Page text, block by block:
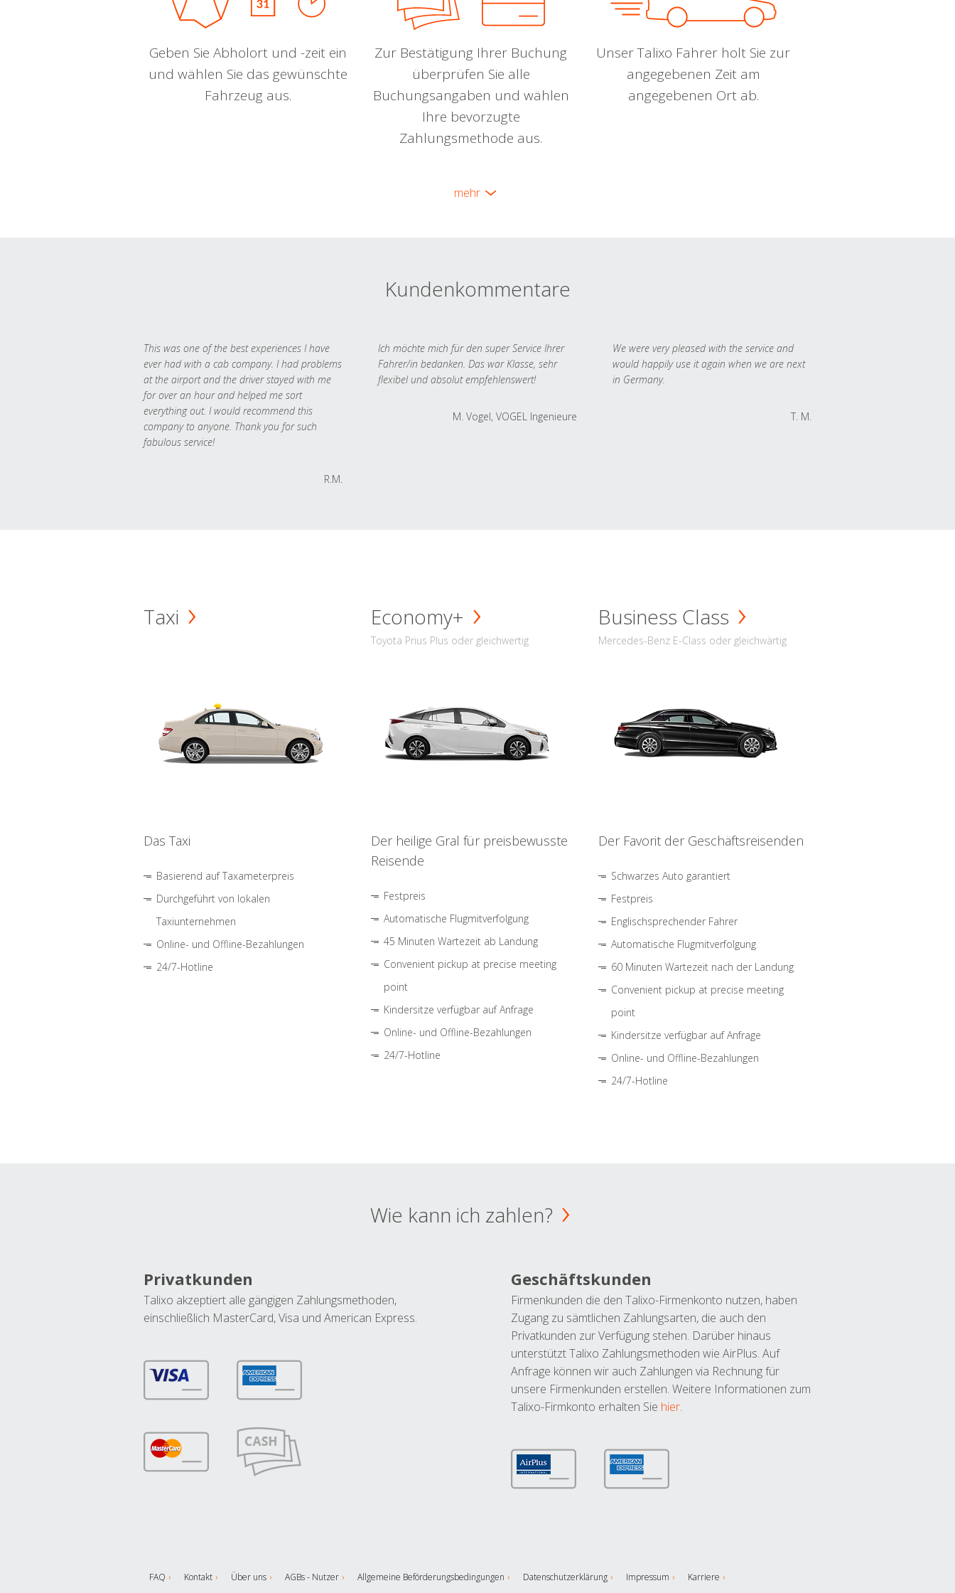
Geben Sie Abholort und -zeit ein
und wählen Sie das gewünschte
Fahrzeug aus.
Zur Bestätigung Ihrer Buchung
überprüfen Sie alle
Buchungsangaben und wählen
Ihre bevorzugte
Zahlungsmethode aus.
Unser Talixo Fahrer holt Sie zur
angegebenen Zeit am
angegebenen Ort ab.
mehr
Kundenkommentare
This was one of the best experiences I have
ever had with a cab company. I had problems
at the airport and the driver stayed with me
for over an hour and helped me sort
everything out. I would recommend this
company to anyone. Thank you for such
fabulous service!
R.M.
Ich möchte mich für den super Service Ihrer
Fahrer/in bedanken. Das war Klasse, sehr
flexibel und absolut empfehlenswert!
M. Vogel, VOGEL Ingenieure
We were very pleased with the service and
would happily use it again when we are next
in Germany.
T. M.
Taxi
Das Taxi
Basierend auf Taxameterpreis
Durchgeführt von lokalen
Taxiunternehmen
Online- und Offline-Bezahlungen
24/7-Hotline
Economy+
Toyota Prius Plus oder gleichwertig
Der heilige Gral für preisbewusste
Reisende
Festpreis
Automatische Flugmitverfolgung
45 Minuten Wartezeit ab Landung
Convenient pickup at precise meeting
point
Kindersitze verfügbar auf Anfrage
Online- und Offline-Bezahlungen
24/7-Hotline
Business Class
Mercedes-Benz E-Class oder gleichwärtig
Der Favorit der Geschäftsreisenden
Schwarzes Auto garantiert
Festpreis
Englischsprechender Fahrer
Automatische Flugmitverfolgung
60 Minuten Wartezeit nach der Landung
Convenient pickup at precise meeting
point
Kindersitze verfügbar auf Anfrage
Online- und Offline-Bezahlungen
24/7-Hotline
Wie kann ich zahlen?
Privatkunden
Talixo akzeptiert alle gängigen Zahlungsmethoden,
einschließlich MasterCard, Visa und American Express.
Geschäftskunden
Firmenkunden die den Talixo-Firmenkonto nutzen, haben
Zugang zu sämtlichen Zahlungsarten, die auch den
Privatkunden zur Verfügung stehen. Darüber hinaus
unterstützt Talixo Zahlungsmethoden wie AirPlus. Auf
Anfrage können wir auch Zahlungen via Rechnung für
unsere Firmenkunden erstellen. Weitere Informationen zum
Talixo-Firmkonto erhalten Sie hier.
FAQ Kontakt Über uns AGBs - Nutzer Allgemeine Beförderungsbedingungen Datenschutzerklärung Impressum Karriere